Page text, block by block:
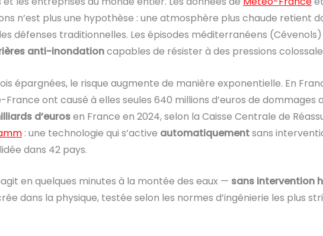
n’est plus une hypothèse : une atmosphère plus chaude retient
défenses traditionnelles. Les épisodes méditerranéens
anti-inondationcapables de résister à des pressions
épargnées, le risque augmente de manière exponentielle. En
ont causé à elles seules 640 millions d’euros de dommages
d’eurosen France en 2024, selon la Caisse Centrale de
: une technologie qui s’active automatiquementsans
dans 42 pays.
en quelques minutes à la montée des eaux — sans intervention
dans la physique, testée selon les normes d’ingénierie les plus